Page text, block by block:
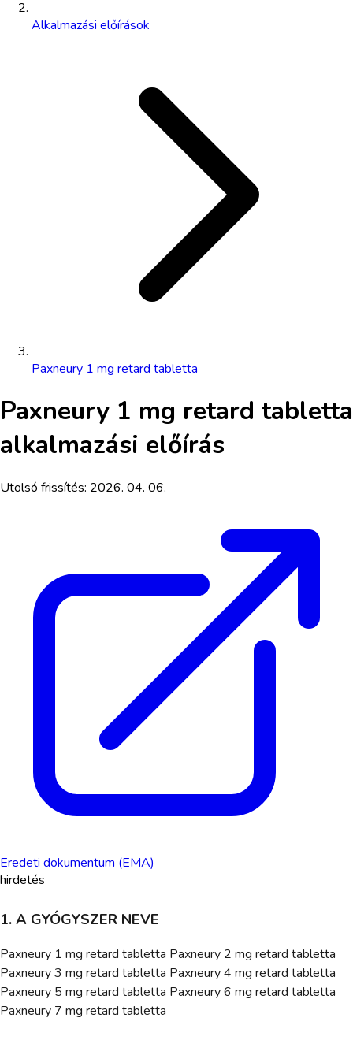
Alkalmazási előírások
Paxneury 1 mg retard tabletta
Paxneury 1 mg retard tabletta
alkalmazási előírás
Utolsó frissítés: 2026. 04. 06.
Eredeti dokumentum (EMA)
hirdetés
1. A GYÓGYSZER NEVE
Paxneury 1 mg retard tabletta Paxneury 2 mg retard tabletta
Paxneury 3 mg retard tabletta Paxneury 4 mg retard tabletta
Paxneury 5 mg retard tabletta Paxneury 6 mg retard tabletta
Paxneury 7 mg retard tabletta